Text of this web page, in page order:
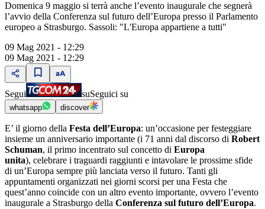
Domenica 9 maggio si terrà anche l’evento inaugurale che segnerà
l’avvio della Conferenza sul futuro dell’Europa presso il Parlamento
europeo a Strasburgo. Sassoli: "L'Europa appartiene a tutti"
09 Mag 2021 - 12:29
09 Mag 2021 - 12:29
Segui suSeguici su
whatsapp discover
E’ il giorno della Festa dell’Europa: un’occasione per festeggiare
insieme un anniversario importante (i 71 anni dal discorso di Robert
Schuman, il primo incentrato sul concetto di Europa
unita), celebrare i traguardi raggiunti e intavolare le prossime sfide
di un’Europa sempre più lanciata verso il futuro. Tanti gli
appuntamenti organizzati nei giorni scorsi per una Festa che
quest’anno coincide con un altro evento importante, ovvero l’evento
inaugurale a Strasburgo della Conferenza sul futuro dell’Europa.